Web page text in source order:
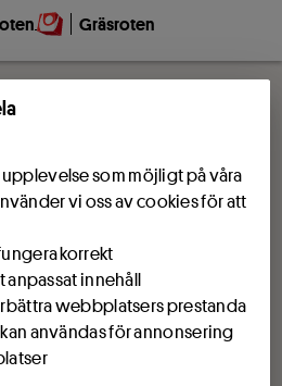
Gräsroten
som möjligt på våra
vi oss av cookies för att
korrekt
innehåll
webbplatsers prestanda
användas för annonsering